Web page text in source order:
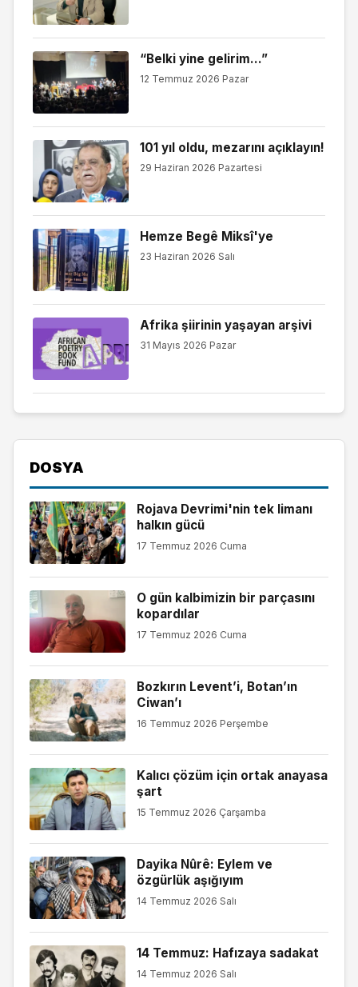
“Belki yine gelirim…”
12 Temmuz 2026 Pazar
101 yıl oldu, mezarını açıklayın!
29 Haziran 2026 Pazartesi
Hemze Begê Miksî'ye
23 Haziran 2026 Salı
Afrika şiirinin yaşayan arşivi
31 Mayıs 2026 Pazar
DOSYA
Rojava Devrimi'nin tek limanı
halkın gücü
17 Temmuz 2026 Cuma
O gün kalbimizin bir parçasını
kopardılar
17 Temmuz 2026 Cuma
Bozkırın Levent’i, Botan’ın
Ciwan’ı
16 Temmuz 2026 Perşembe
Kalıcı çözüm için ortak anayasa
şart
15 Temmuz 2026 Çarşamba
Dayika Nûrê: Eylem ve
özgürlük aşığıyım
14 Temmuz 2026 Salı
14 Temmuz: Hafızaya sadakat
14 Temmuz 2026 Salı